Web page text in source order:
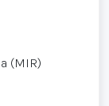
(MIR)